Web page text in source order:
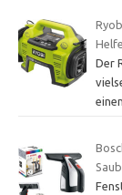
Der